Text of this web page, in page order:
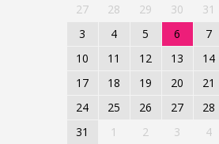
27 28 29 30 31
3
4 5 6 7
10
11 12 13 14
17
18 19 20 21
24
25 26 27 28
31
1 2 3 4